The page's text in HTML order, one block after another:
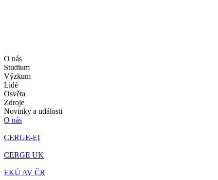
O nás
Studium
Výzkum
Lidé
Osvěta
Zdroje
Novinky a události
O nás
CERGE-EI
CERGE UK
EKÚ AV ČR